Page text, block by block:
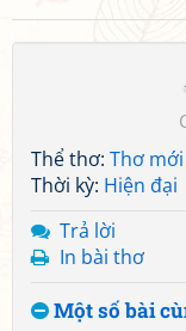
Thể thơ: Thơ mới
Thời kỳ: Hiện đại
Trả lời
In bài thơ
Một số bài